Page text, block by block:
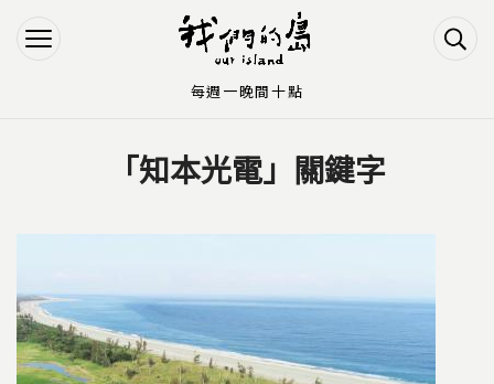
Jump to Navigation
Jump to Main content
「知本光電」關鍵字
每週一晚間十點